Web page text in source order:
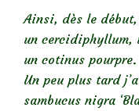
Ainsi, dès le
un cercidiphyllum,
un cotinus pourpre.
Un peu plus tard
sambucus nigra